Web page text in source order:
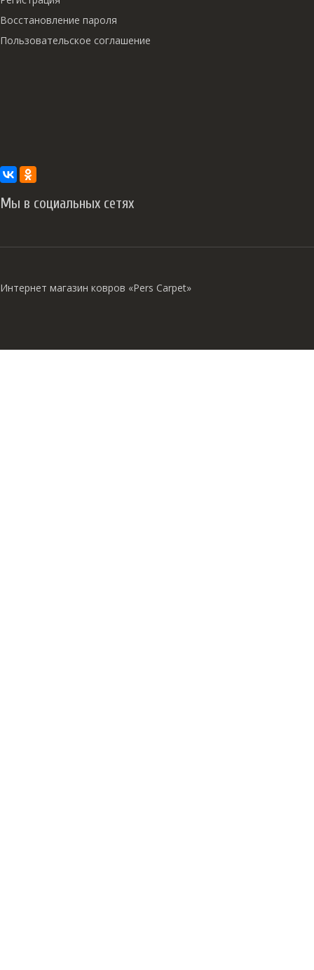
Восстановление пароля
Пользовательское соглашение
Мы в социальных сетях
Интернет магазин ковров «Pers Carpet»